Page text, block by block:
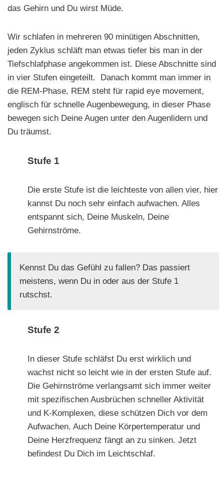
das Gehirn und Du wirst Müde.
Wir schlafen in mehreren 90 minütigen Abschnitten,
jeden Zyklus schläft man etwas tiefer bis man in der
Tiefschlafphase angekommen ist. Diese Abschnitte sind
in vier Stufen eingeteilt. Danach kommt man immer in
die REM-Phase, REM steht für rapid eye movement,
englisch für schnelle Augenbewegung, in dieser Phase
bewegen sich Deine Augen unter den Augenlidern und
Du träumst.
Stufe 1
Die erste Stufe ist die leichteste von allen vier, hier
kannst Du noch sehr einfach aufwachen. Alles
entspannt sich, Deine Muskeln, Deine
Gehirnströme.
Kennst Du das Gefühl zu fallen? Das passiert
meistens, wenn Du in oder aus der Stufe 1
rutschst.
Stufe 2
In dieser Stufe schläfst Du erst wirklich und
wachst nicht so leicht wie in der ersten Stufe auf.
Die Gehirnströme verlangsamt sich immer weiter
mit spezifischen Ausbrüchen schneller Aktivität
und K-Komplexen, diese schützen Dich vor dem
Aufwachen. Auch Deine Körpertemperatur und
Deine Herzfrequenz fängt an zu sinken. Jetzt
befindest Du Dich im Leichtschlaf.